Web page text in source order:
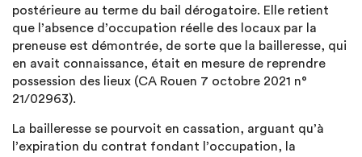
postérieure au terme du bail dérogatoire. Elle retient
que l’absence d’occupation réelle des locaux par la
preneuse est démontrée, de sorte que la bailleresse, qui
en avait connaissance, était en mesure de reprendre
possession des lieux (CA Rouen 7 octobre 2021 n°
21/02963).
La bailleresse se pourvoit en cassation, arguant qu’à
l’expiration du contrat fondant l’occupation, la